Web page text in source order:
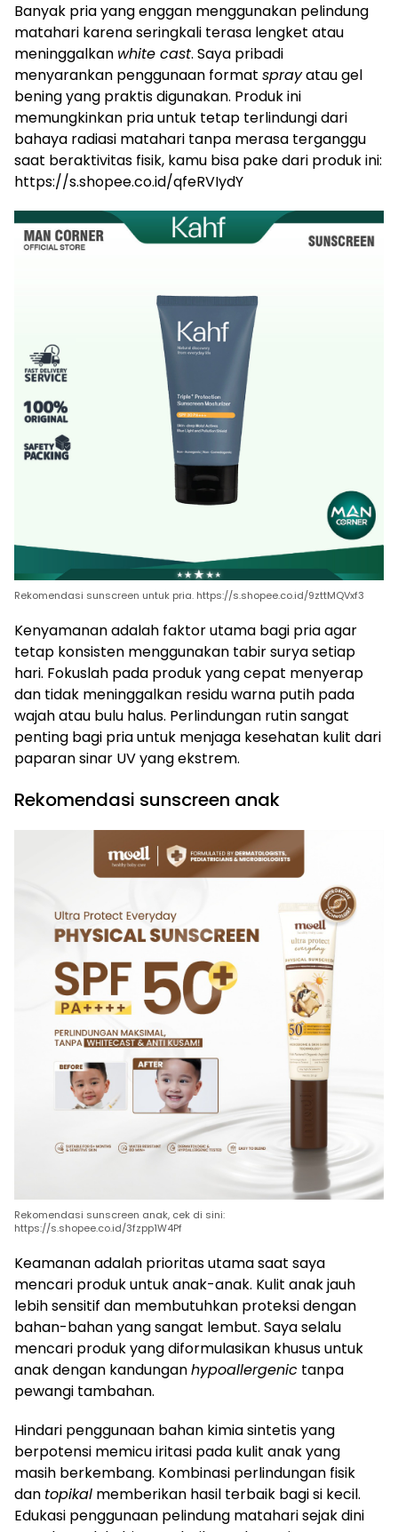
Banyak pria yang enggan menggunakan pelindung
matahari karena seringkali terasa lengket atau
meninggalkan white cast. Saya pribadi
menyarankan penggunaan format sprayatau gel
bening yang praktis digunakan. Produk ini
memungkinkan pria untuk tetap terlindungi dari
bahaya radiasi matahari tanpa merasa terganggu
saat beraktivitas fisik, kamu bisa pake dari produk ini:
https://s.shopee.co.id/qfeRVIydY
Rekomendasi sunscreen untuk pria. https://s.shopee.co.id/9zttMQVxf3
Kenyamanan adalah faktor utama bagi pria agar
tetap konsisten menggunakan tabir surya setiap
hari. Fokuslah pada produk yang cepat menyerap
dan tidak meninggalkan residu warna putih pada
wajah atau bulu halus. Perlindungan rutin sangat
penting bagi pria untuk menjaga kesehatan kulit dari
paparan sinar UV yang ekstrem.
Rekomendasi sunscreen anak
Rekomendasi sunscreen anak, cek di sini:
https://s.shopee.co.id/3fzpp1W4Pf
Keamanan adalah prioritas utama saat saya
mencari produk untuk anak-anak. Kulit anak jauh
lebih sensitif dan membutuhkan proteksi dengan
bahan-bahan yang sangat lembut. Saya selalu
mencari produk yang diformulasikan khusus untuk
anak dengan kandunganhypoallergenic tanpa
pewangi tambahan.
Hindari penggunaan bahan kimia sintetis yang
berpotensi memicu iritasi pada kulit anak yang
masih berkembang. Kombinasi perlindungan fisik
dan topikal memberikan hasil terbaik bagi si kecil.
Edukasi penggunaan pelindung matahari sejak dini